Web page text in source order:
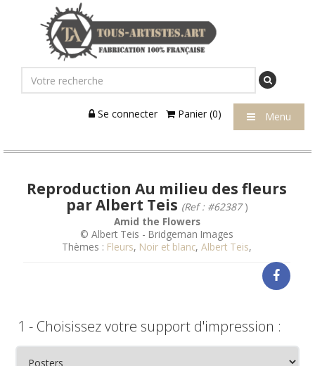
Se connecter Panier (0) Menu
Reproduction Au milieu des fleurs
par Albert Teis (Ref : #62387)
Amid the Flowers
© Albert Teis - Bridgeman Images
Thèmes : Fleurs, Noir et blanc, Albert Teis,
1 - Choisissez votre support d'impression :